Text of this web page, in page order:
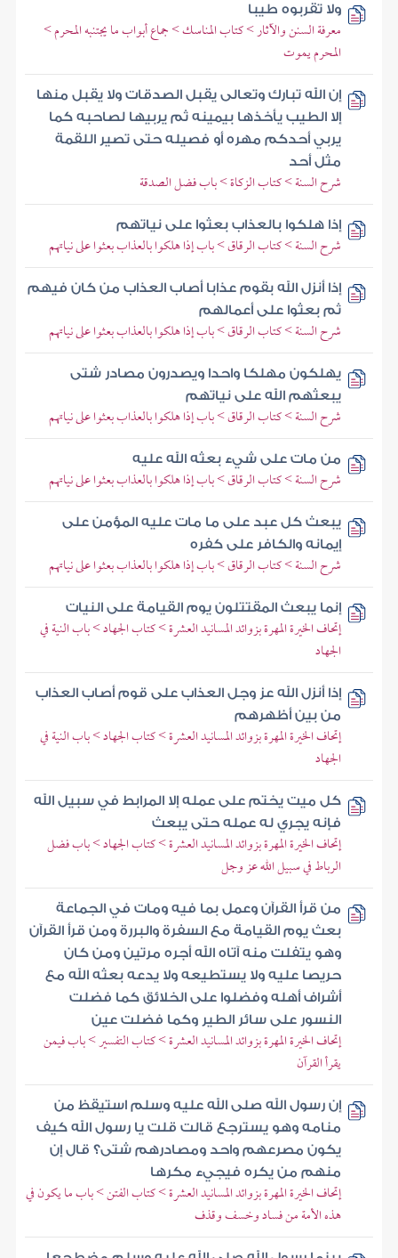
ولا تقربوه طيبا
معرفة السنن والآثار > كتاب المناسك > جماع أبواب ما يجتنبه المحرم >
المحرم يموت
إن الله تبارك وتعالى يقبل الصدقات ولا يقبل منها
إلا الطيب يأخذها بيمينه ثم يربيها لصاحبه كما
يربي أحدكم مهره أو فصيله حتى تصير اللقمة
مثل أحد
شرح السنة > كتاب الزكاة > باب فضل الصدقة
إذا هلكوا بالعذاب بعثوا على نياتهم
شرح السنة > كتاب الرقاق > باب إذا هلكوا بالعذاب بعثوا على نياتهم
إذا أنزل الله بقوم عذابا أصاب العذاب من كان فيهم
ثم بعثوا على أعمالهم
شرح السنة > كتاب الرقاق > باب إذا هلكوا بالعذاب بعثوا على نياتهم
يهلكون مهلكا واحدا ويصدرون مصادر شتى
يبعثهم الله على نياتهم
شرح السنة > كتاب الرقاق > باب إذا هلكوا بالعذاب بعثوا على نياتهم
من مات على شيء بعثه الله عليه
شرح السنة > كتاب الرقاق > باب إذا هلكوا بالعذاب بعثوا على نياتهم
يبعث كل عبد على ما مات عليه المؤمن على
إيمانه والكافر على كفره
شرح السنة > كتاب الرقاق > باب إذا هلكوا بالعذاب بعثوا على نياتهم
إنما يبعث المقتتلون يوم القيامة على النيات
إتحاف الخيرة المهرة بزوائد المسانيد العشرة > كتاب الجهاد > باب النية في
الجهاد
إذا أنزل الله عز وجل العذاب على قوم أصاب العذاب
من بين أظهرهم
إتحاف الخيرة المهرة بزوائد المسانيد العشرة > كتاب الجهاد > باب النية في
الجهاد
كل ميت يختم على عمله إلا المرابط في سبيل الله
فإنه يجري له عمله حتى يبعث
إتحاف الخيرة المهرة بزوائد المسانيد العشرة > كتاب الجهاد > باب فضل
الرباط في سبيل الله عز وجل
من قرأ القرآن وعمل بما فيه ومات في الجماعة
بعث يوم القيامة مع السفرة والبررة ومن قرأ القرآن
وهو يتفلت منه آتاه الله أجره مرتين ومن كان
حريصا عليه ولا يستطيعه ولا يدعه بعثه الله مع
أشراف أهله وفضلوا على الخلائق كما فضلت
النسور على سائر الطير وكما فضلت عين
إتحاف الخيرة المهرة بزوائد المسانيد العشرة > كتاب التفسير > باب فيمن
يقرأ القرآن
إن رسول الله صلى الله عليه وسلم استيقظ من
منامه وهو يسترجع قالت قلت يا رسول الله كيف
يكون مصرعهم واحد ومصادرهم شتى؟ قال إن
منهم من يكره فيجيء مكرها
إتحاف الخيرة المهرة بزوائد المسانيد العشرة > كتاب الفتن > باب ما يكون في
هذه الأمة من فساد وخسف وقذف